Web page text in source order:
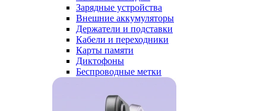
Зарядные устройства
Внешние аккумуляторы
Держатели и подставки
Кабели и переходники
Карты памяти
Диктофоны
Беспроводные метки